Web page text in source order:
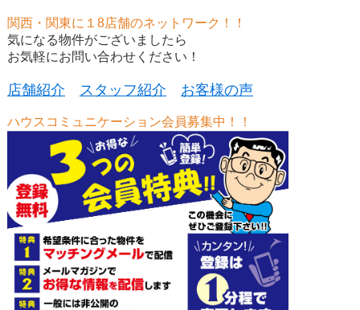
関西・関東に１8店舗のネットワーク！！
気になる物件がございましたら
お気軽にお問い合わせください！
店舗紹介 スタッフ紹介 お客様の声
ハウスコミュニケーション会員募集中！！